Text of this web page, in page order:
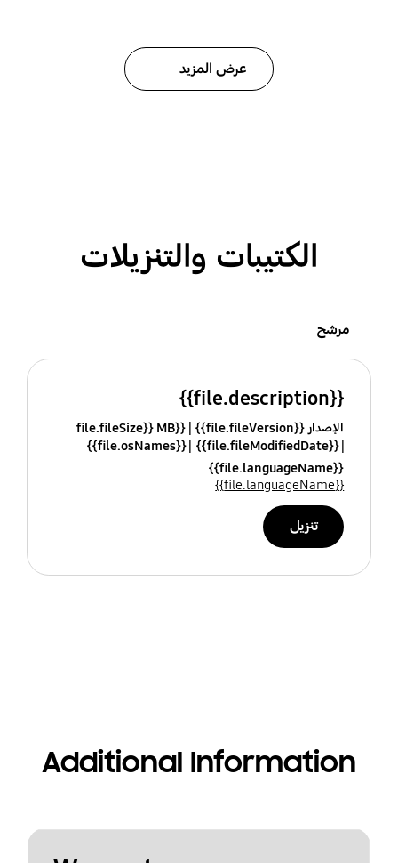
عرض المزيد
الكتيبات والتنزيلات
مرشح
{{file.description}}
الإصدار {{file.fileVersion}}
{{file.fileSize}} MB
{{file.fileModifiedDate}}
{{file.osNames}}
{{file.languageName}}
{{file.languageName}}
تنزيل
Additional Information